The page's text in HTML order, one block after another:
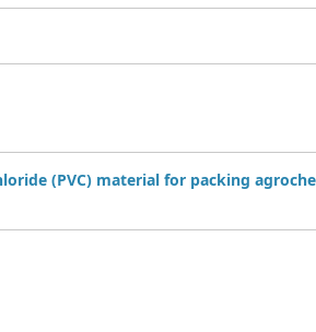
(PVC) material for packing